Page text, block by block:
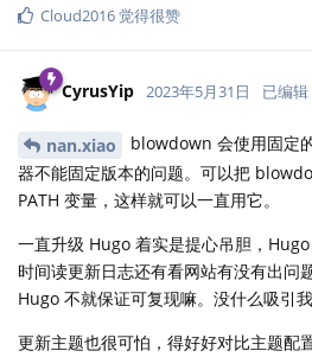
Cloud2016觉得很赞
CyrusYip 2023年5月31日 已编辑
nan.xiao
blowdown 会使用固定
器不能固定版本的问题。可以把
PATH 变量，这样就可以一直用它。
一直升级 Hugo 着实是提心吊胆，
时间读更新日志还有看网站有没有出问
Hugo 不就保证可复现嘛。没什么吸引
更新主题也很可怕，得好好对比主题配